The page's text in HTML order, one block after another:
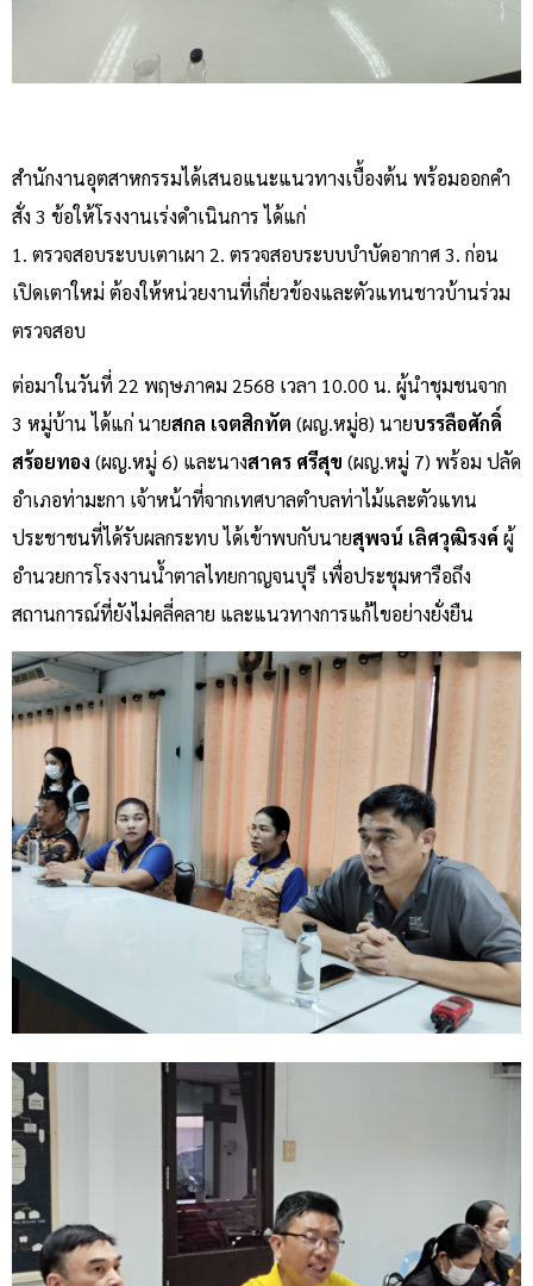
สำนักงานอุตสาหกรรมได้เสนอแนะแนวทางเบื้องต้น พร้อมออกคำ
สั่ง 3 ข้อให้โรงงานเร่งดำเนินการ ได้แก่
1. ตรวจสอบระบบเตาเผา 2. ตรวจสอบระบบบำบัดอากาศ 3. ก่อน
เปิดเตาใหม่ ต้องให้หน่วยงานที่เกี่ยวข้องและตัวแทนชาวบ้านร่วม
ตรวจสอบ
ต่อมาในวันที่ 22 พฤษภาคม 2568 เวลา 10.00 น. ผู้นำชุมชนจาก
3 หมู่บ้าน ได้แก่ นายสกล เจตสิกทัต (ผญ.หมู่8) นายบรรลือศักดิ์
สร้อยทอง (ผญ.หมู่ 6) และนางสาคร ศรีสุข (ผญ.หมู่ 7) พร้อม ปลัด
อำเภอท่ามะกา เจ้าหน้าที่จากเทศบาลตำบลท่าไม้และตัวแทน
ประชาชนที่ได้รับผลกระทบ ได้เข้าพบกับนายสุพจน์ เลิศวุฒิรงค์ ผู้
อำนวยการโรงงานน้ำตาลไทยกาญจนบุรี เพื่อประชุมหารือถึง
สถานการณ์ที่ยังไม่คลี่คลาย และแนวทางการแก้ไขอย่างยั่งยืน